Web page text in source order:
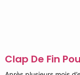
Clap De Fin